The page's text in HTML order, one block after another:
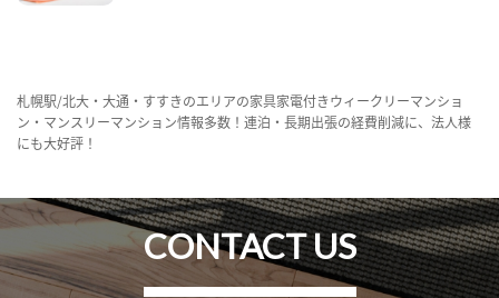
札幌駅/北大・大通・すすきのエリアの家具家電付きウィークリーマンショ
ン・マンスリーマンション情報多数！連泊・長期出張の経費削減に、法人様
にも大好評！
CONTACT US